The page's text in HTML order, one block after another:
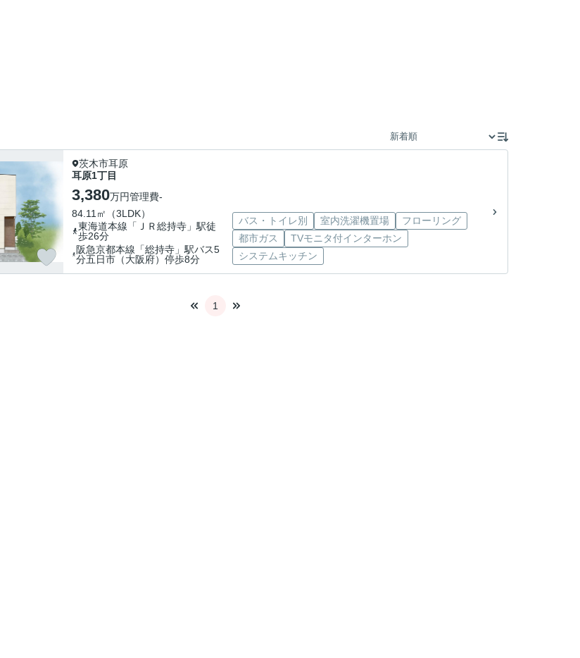
茨木市耳原
耳原1丁目
3,380万円管理費-
84.11㎡（3LDK）
東海道本線「ＪＲ総持寺」駅徒
歩26分
阪急京都本線「総持寺」駅バス5
分五日市（大阪府）停歩8分
バス・トイレ別 室内洗濯機置場
フローリング
都市ガス
TVモニタ付インターホン
システムキッチン
1